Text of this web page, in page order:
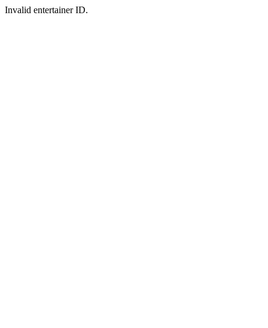
Invalid entertainer ID.